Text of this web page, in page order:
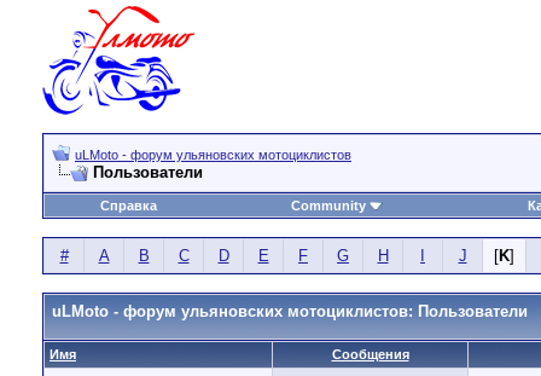
uLMoto - форум ульяновских мотоциклистов
Пользователи
Справка Community
# A B C D E F G H J [K]
uLMoto - форум ульяновских мотоциклистов: Пользователи
Имя Сообщения